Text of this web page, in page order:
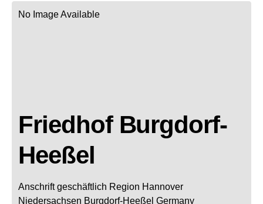
No Image Available
Friedhof Burgdorf-
Heeßel
Anschrift geschäftlich Region Hannover
Niedersachsen Burgdorf-Heeßel Germany